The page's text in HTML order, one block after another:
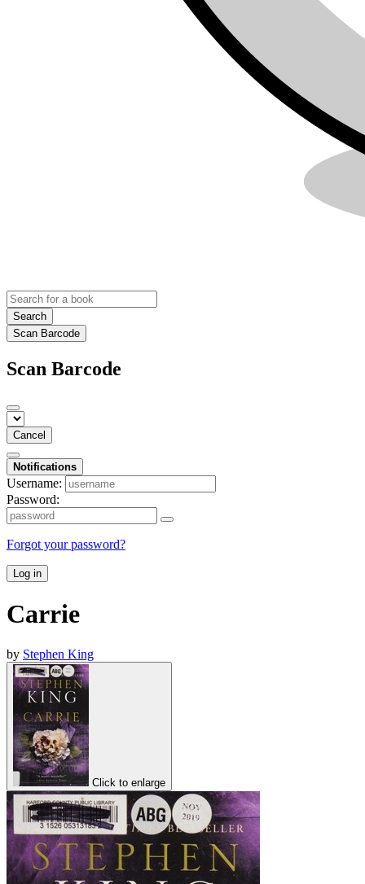
Search
Scan Barcode
Scan Barcode
Cancel
Notifications
Username:
Password:
Forgot your password?
Log in
Carrie
by Stephen King
Click to enlarge